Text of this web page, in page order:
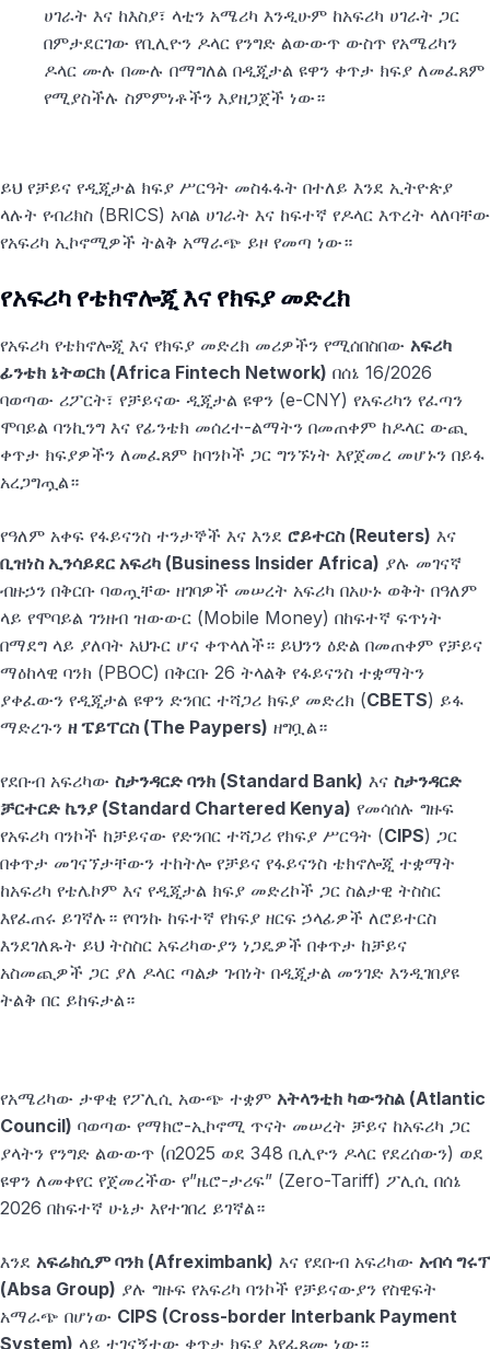
ሀገራት እና ከእስያ፣ ላቲን አሜሪካ እንዲሁም ከአፍሪካ ሀገራት ጋር
በምታደርገው የቢሊዮን ዶላር የንግድ ልውውጥ ውስጥ የአሜሪካን
ዶላር ሙሉ በሙሉ በማግለል በዲጂታል ዩዋን ቀጥታ ክፍያ ለመፈጸም
የሚያስችሉ ስምምነቶችን እያዘጋጀች ነው።
ይህ የቻይና የዲጂታል ክፍያ ሥርዓት መስፋፋት በተለይ እንደ ኢትዮጵያ
ላሉት የብሪክስ (BRICS) አባል ሀገራት እና ከፍተኛ የዶላር እጥረት ላለባቸው
የአፍሪካ ኢኮኖሚዎች ትልቅ አማራጭ ይዞ የመጣ ነው።
የአፍሪካ የቴክኖሎጂ እና የክፍያ መድረክ
የአፍሪካ የቴክኖሎጂ እና የክፍያ መድረክ መሪዎችን የሚሰበስበው አፍሪካ
ፊንቴክ ኔትወርክ (Africa Fintech Network) በሰኔ 16/2026
ባወጣው ሪፖርት፣ የቻይናው ዲጂታል ዩዋን (e-CNY) የአፍሪካን የፈጣን
ሞባይል ባንኪንግ እና የፊንቴክ መሰረተ-ልማትን በመጠቀም ከዶላር ውጪ
ቀጥታ ክፍያዎችን ለመፈጸም ከባንኮች ጋር ግንኙነት እየጀመረ መሆኑን በይፋ
አረጋግጧል።
የዓለም አቀፍ የፋይናንስ ተንታኞች እና እንደ ሮይተርስ (Reuters) እና
ቢዝነስ ኢንሳይደር አፍሪካ (Business Insider Africa) ያሉ መገናኛ
ብዙኃን በቅርቡ ባወጧቸው ዘገባዎች መሠረት አፍሪካ በአሁኑ ወቅት በዓለም
ላይ የሞባይል ገንዘብ ዝውውር (Mobile Money) በከፍተኛ ፍጥነት
በማደግ ላይ ያለባት አህጉር ሆና ቀጥላለች። ይህንን ዕድል በመጠቀም የቻይና
ማዕከላዊ ባንክ (PBOC) በቅርቡ 26 ትላልቅ የፋይናንስ ተቋማትን
ያቀፈውን የዲጂታል ዩዋን ድንበር ተሻጋሪ ክፍያ መድረክ (CBETS) ይፋ
ማድረጉን ዘ ፔይፐርስ (The Paypers) ዘግቧል።
የደቡብ አፍሪካው ስታንዳርድ ባንክ (Standard Bank) እና ስታንዳርድ
ቻርተርድ ኬንያ (Standard Chartered Kenya) የመሳሰሉ ግዙፍ
የአፍሪካ ባንኮች ከቻይናው የድንበር ተሻጋሪ የክፍያ ሥርዓት (CIPS) ጋር
በቀጥታ መገናኘታቸውን ተከትሎ የቻይና የፋይናንስ ቴክኖሎጂ ተቋማት
ከአፍሪካ የቴሌኮም እና የዲጂታል ክፍያ መድረኮች ጋር ስልታዊ ትስስር
እየፈጠሩ ይገኛሉ። የባንኩ ከፍተኛ የክፍያ ዘርፍ ኃላፊዎች ለሮይተርስ
እንደገለጹት ይህ ትስስር አፍሪካውያን ነጋዴዎች በቀጥታ ከቻይና
አስመጪዎች ጋር ያለ ዶላር ጣልቃ ገብነት በዲጂታል መንገድ እንዲገበያዩ
ትልቅ በር ይከፍታል።
የአሜሪካው ታዋቂ የፖሊሲ አውጭ ተቋም አትላንቲክ ካውንስል (Atlantic
Council) ባወጣው የማክሮ-ኢኮኖሚ ጥናት መሠረት ቻይና ከአፍሪካ ጋር
ያላትን የንግድ ልውውጥ (በ2025 ወደ 348 ቢሊዮን ዶላር የደረሰውን) ወደ
ዩዋን ለመቀየር የጀመረችው የ”ዜሮ-ታሪፍ” (Zero-Tariff) ፖሊሲ በሰኔ
2026 በከፍተኛ ሁኔታ እየተገበረ ይገኛል።
እንደ አፍሬክሲም ባንክ (Afreximbank) እና የደቡብ አፍሪካው አብሳ ግሩፕ
(Absa Group) ያሉ ግዙፍ የአፍሪካ ባንኮች የቻይናውያን የስዊፍት
አማራጭ በሆነው CIPS (Cross-border Interbank Payment
System) ላይ ተገናኝተው ቀጥታ ክፍያ እየፈጸሙ ነው።